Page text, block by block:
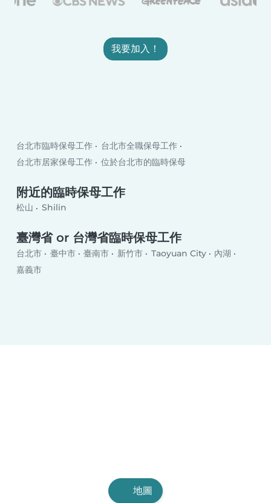
我要加入！
台北市臨時保母工作
台北市全職保母工作
台北市居家保母工作
位於台北市的臨時保母
附近的臨時保母工作
松山 Shilin
臺灣省 or 台灣省臨時保母工作
台北市 臺中市 臺南市 新竹市 Taoyuan City
內湖
嘉義市
地圖